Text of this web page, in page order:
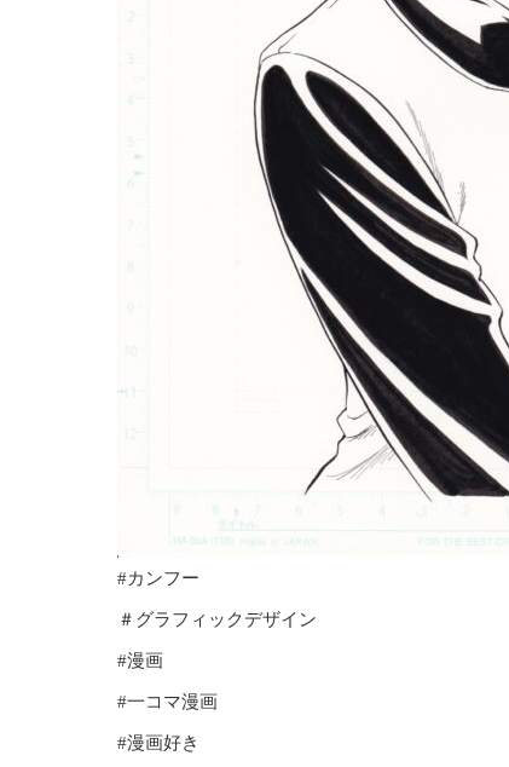
#カンフー
＃グラフィックデザイン
#漫画
#一コマ漫画
#漫画好き